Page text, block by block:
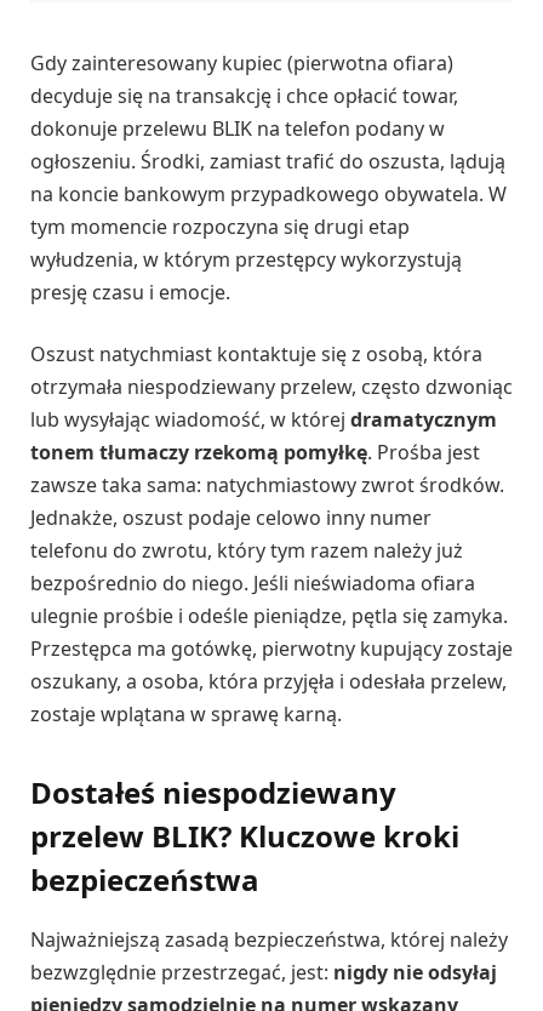
Gdy zainteresowany kupiec (pierwotna ofiara)
decyduje się na transakcję i chce opłacić towar,
dokonuje przelewu BLIK na telefon podany w
ogłoszeniu. Środki, zamiast trafić do oszusta, lądują
na koncie bankowym przypadkowego obywatela. W
tym momencie rozpoczyna się drugi etap
wyłudzenia, w którym przestępcy wykorzystują
presję czasu i emocje.
Oszust natychmiast kontaktuje się z osobą, która
otrzymała niespodziewany przelew, często dzwoniąc
lub wysyłając wiadomość, w której dramatycznym
tonem tłumaczy rzekomą pomyłkę. Prośba jest
zawsze taka sama: natychmiastowy zwrot środków.
Jednakże, oszust podaje celowo inny numer
telefonu do zwrotu, który tym razem należy już
bezpośrednio do niego. Jeśli nieświadoma ofiara
ulegnie prośbie i odeśle pieniądze, pętla się zamyka.
Przestępca ma gotówkę, pierwotny kupujący zostaje
oszukany, a osoba, która przyjęła i odesłała przelew,
zostaje wplątana w sprawę karną.
Dostałeś niespodziewany
przelew BLIK? Kluczowe kroki
bezpieczeństwa
Najważniejszą zasadą bezpieczeństwa, której należy
bezwzględnie przestrzegać, jest: nigdy nie odsyłaj
pieniędzy samodzielnie na numer wskazany